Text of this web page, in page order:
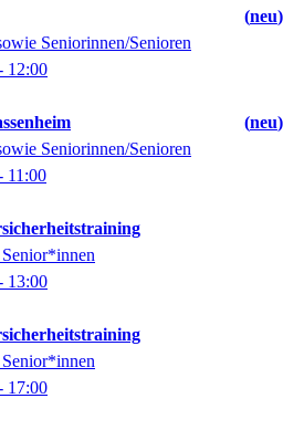
neu
Seniorinnen/Senioren
12:00
neu
Seniorinnen/Senioren
11:00
13:00
17:00